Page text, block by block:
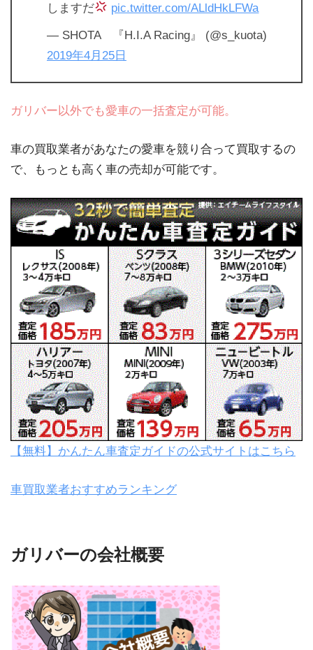
しますだ
pic.twitter.com/ALldHkLFWa
— SHOTA 『H.I.A Racing』 (@s_kuota)
2019年4月25日
ガリバー以外でも愛車の一括査定が可能。
車の買取業者があなたの愛車を競り合って買取するの
で、もっとも高く車の売却が可能です。
【無料】かんたん車査定ガイドの公式サイトはこちら
車買取業者おすすめランキング
ガリバーの会社概要